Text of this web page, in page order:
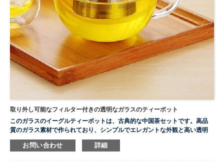
取り外し可能なフィルター付きの透明なガラスのティーポット
このガラスのイーグルティーポットは、古典的な中国茶セットです。高品
質のガラス素材で作られており、シンプルでエレガントな外観と高い透明
度を備えており、茶葉の変化が一目でわかります。鷲の口のデザインは水
の流れをより安定させ、お茶の速度を制御するのに非常に便利で、味をよ
お問い合わせ 詳細